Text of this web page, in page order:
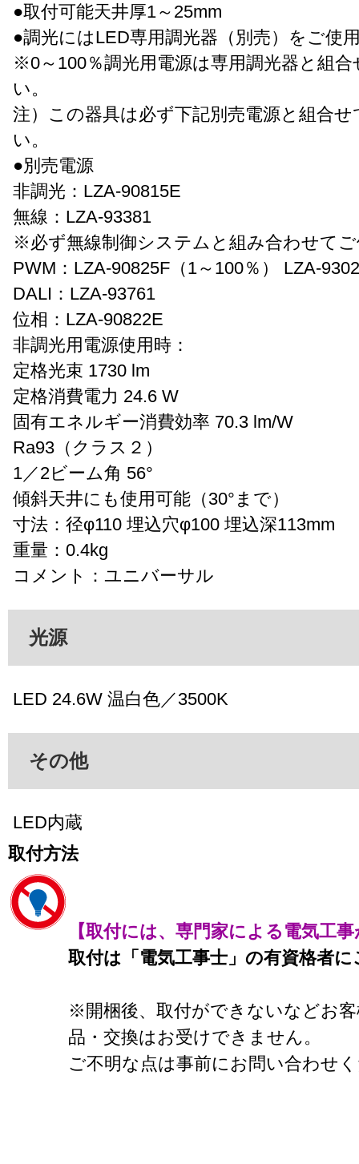
●取付可能天井厚1～25mm
●調光にはLED専用調光器（別売）をご使
※0～100％調光用電源は専用調光器と組
い。
注）この器具は必ず下記別売電源と組合
い。
●別売電源
非調光：LZA-90815E
無線：LZA-93381
※必ず無線制御システムと組み合わせて
PWM：LZA-90825F（1～100％） LZA-
DALI：LZA-93761
位相：LZA-90822E
非調光用電源使用時：
定格光束 1730 lm
定格消費電力 24.6 W
固有エネルギー消費効率 70.3 lm/W
Ra93（クラス２）
1／2ビーム角 56°
傾斜天井にも使用可能（30°まで）
寸法：径φ110 埋込穴φ100 埋込深113mm
重量：0.4kg
コメント：ユニバーサル
光源
LED 24.6W 温白色／3500K
その他
LED内蔵
取付方法
【取付には、専門家による電気工
取付は「電気工事士」の有資格者
※開梱後、取付ができないなどお
品・交換はお受けできません。
ご不明な点は事前にお問い合わせ